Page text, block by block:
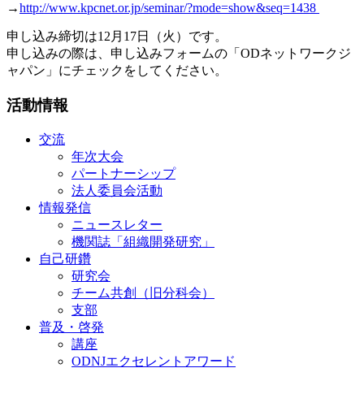
→http://www.kpcnet.or.jp/seminar/?mode=show&seq=1438
申し込み締切は12月17日（火）です。
申し込みの際は、申し込みフォームの「ODネットワークジ
ャパン」にチェックをしてください。
活動情報
交流
年次大会
パートナーシップ
法人委員会活動
情報発信
ニュースレター
機関誌「組織開発研究」
自己研鑽
研究会
チーム共創（旧分科会）
支部
普及・啓発
講座
ODNJエクセレントアワード